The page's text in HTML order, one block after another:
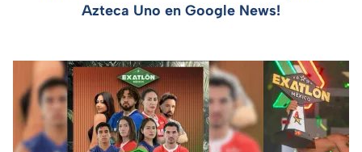
Azteca Uno en Google News!